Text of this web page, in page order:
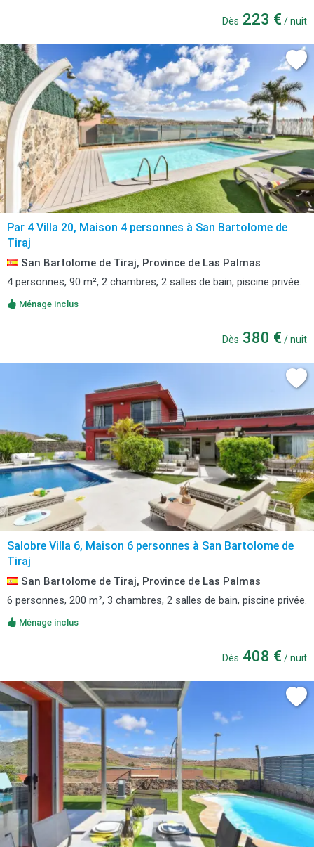
Dès 223 € / nuit
Par 4 Villa 20, Maison 4 personnes à San Bartolome de
Tiraj
San Bartolome de Tiraj, Province de Las Palmas
4 personnes, 90 m², 2 chambres, 2 salles de bain, piscine privée.
Ménage inclus
Dès 380 € / nuit
Salobre Villa 6, Maison 6 personnes à San Bartolome de
Tiraj
San Bartolome de Tiraj, Province de Las Palmas
6 personnes, 200 m², 3 chambres, 2 salles de bain, piscine privée.
Ménage inclus
Dès 408 € / nuit